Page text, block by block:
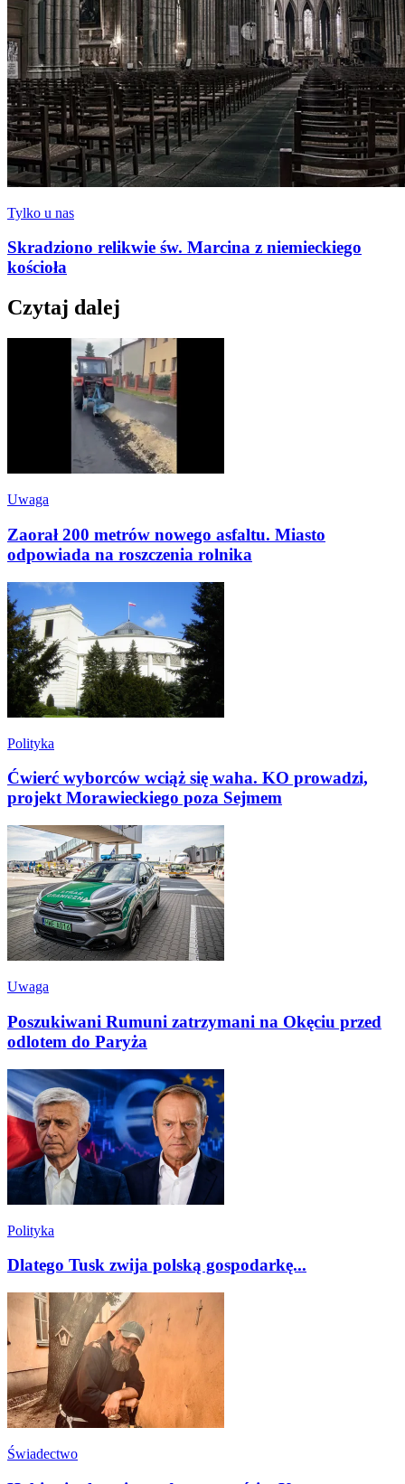
Tylko u nas
Skradziono relikwie św. Marcina z niemieckiego
kościoła
Czytaj dalej
Uwaga
Zaorał 200 metrów nowego asfaltu. Miasto
odpowiada na roszczenia rolnika
Polityka
Ćwierć wyborców wciąż się waha. KO prowadzi,
projekt Morawieckiego poza Sejmem
Uwaga
Poszukiwani Rumuni zatrzymani na Okęciu przed
odlotem do Paryża
Polityka
Dlatego Tusk zwija polską gospodarkę...
Świadectwo